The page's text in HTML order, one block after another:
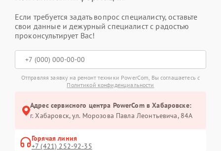
Если требуется задать вопрос специалисту, оставьте
свои данные и дежурный специалист с радостью
проконсультирует Вас!
Отправляя заявку на ремонт техники PowerCom, Вы соглашаетесь с
Политикой конфиденциальности
Адрес сервисного центра PowerCom в Хабаровске:
г. Хабаровск, ул. Морозова Павла Леонтьевича, 84А
Горячая линия
+7 (421) 252-92-35